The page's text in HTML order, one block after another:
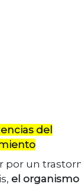
del
por un
el organismo